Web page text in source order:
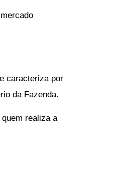
caracteriza por
da Fazenda.
realiza a